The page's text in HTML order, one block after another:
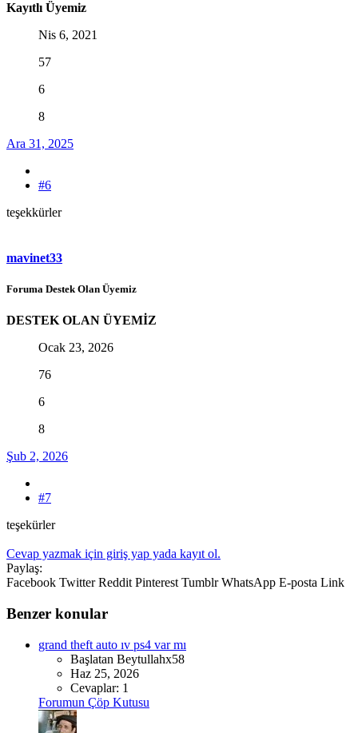
Kayıtlı Üyemiz
Nis 6, 2021
57
6
8
Ara 31, 2025
#6
teşekkürler
mavinet33
Foruma Destek Olan Üyemiz
DESTEK OLAN ÜYEMİZ
Ocak 23, 2026
76
6
8
Şub 2, 2026
#7
teşekürler
Cevap yazmak için giriş yap yada kayıt ol.
Paylaş:
Facebook Twitter Reddit Pinterest Tumblr WhatsApp E-posta Link
Benzer konular
grand theft auto ıv ps4 var mı
Başlatan Beytullahx58
Haz 25, 2026
Cevaplar: 1
Forumun Çöp Kutusu